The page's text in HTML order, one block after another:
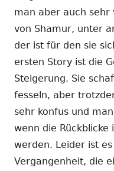
man aber auch sehr
von Shamur, unter
der ist für den sie
ersten Story ist die
Steigerung. Sie
fesseln, aber
sehr konfus und
wenn die
werden. Leider ist
Vergangenheit, die